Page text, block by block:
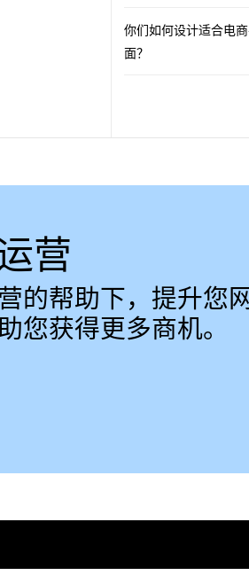
你们如何设计适合电
面？
营
的帮助下，提升您
您获得更多商机。